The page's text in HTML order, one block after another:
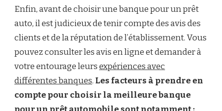
Enfin, avant de choisir une banque pour un prêt
auto, il est judicieux de tenir compte des avis des
clients et de la réputation de l’établissement. Vous
pouvez consulter les avis en ligne et demander à
votre entourage leursexpériences avec
différentes banques. Les facteurs à prendre en
compte pour choisir la meilleure banque